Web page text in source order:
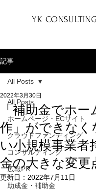
YK CONSULTING
記事
All Posts
ホームページ・ECサイト
クラウドファンディング
コンサルティング
広報PR
助成金・補助金
All Posts
「補助金でホー
作」ができなく
い小規模事業者
金の大きな変更
2022年3月30日
更新日： 2022年7月11日